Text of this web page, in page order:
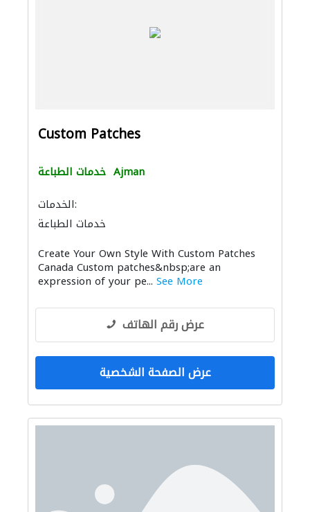
Custom Patches
خدمات الطباعة Ajman
الخدمات:
خدمات الطباعة
Create Your Own Style With Custom Patches
Canada Custom patches&nbsp;are an
expression of your pe... See More
عرض رقم الهاتف
عرض الصفحة الشخصية